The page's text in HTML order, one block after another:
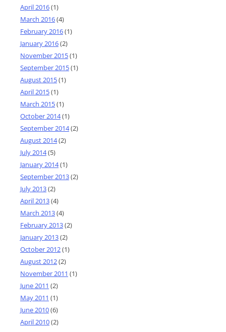
April 2016(1)
March 2016(4)
February 2016(1)
January 2016(2)
November 2015(1)
September 2015(1)
August 2015(1)
April 2015(1)
March 2015(1)
October 2014(1)
September 2014(2)
August 2014(2)
July 2014(5)
January 2014(1)
September 2013(2)
July 2013(2)
April 2013(4)
March 2013(4)
February 2013(2)
January 2013(2)
October 2012(1)
August 2012(2)
November 2011 (1)
June 2011 (2)
May 2011 (1)
June 2010(6)
April 2010(2)